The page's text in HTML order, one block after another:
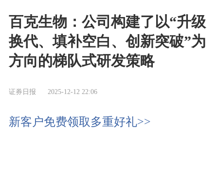
百克生物：公司构建了以“升级
换代、填补空白、创新突破”为
方向的梯队式研发策略
证券日报 2025-12-12 22:06
新客户免费领取多重好礼>>